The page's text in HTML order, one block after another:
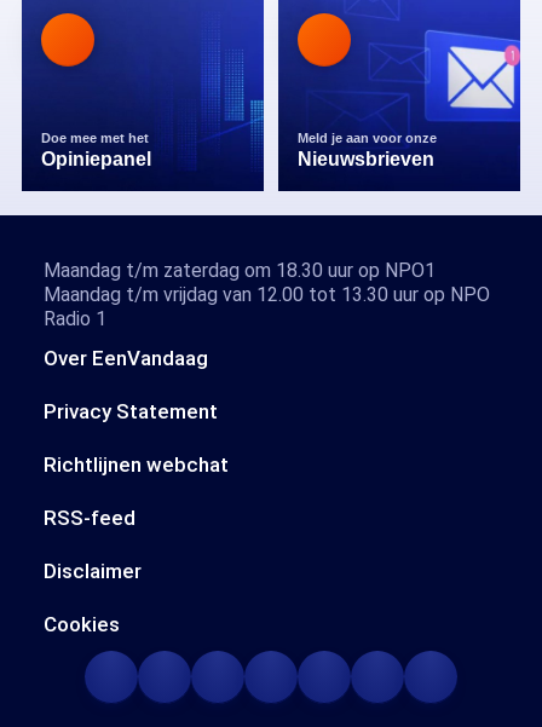
Doe mee met het
Opiniepanel
Meld je aan voor onze
Nieuwsbrieven
Over EenVandaag
Privacy Statement
Richtlijnen webchat
RSS-feed
Disclaimer
Cookies
Maandag t/m zaterdag om 18.30 uur op NPO1
Maandag t/m vrijdag van 12.00 tot 13.30 uur op NPO
Radio 1